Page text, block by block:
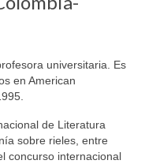
universitaria. Es
en American
de Literatura
sobre rieles, entre
concurso internacional